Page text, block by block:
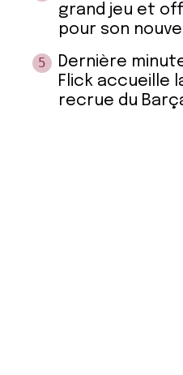
grand jeu et
pour son
5
Dernière
Flick accueille
recrue du